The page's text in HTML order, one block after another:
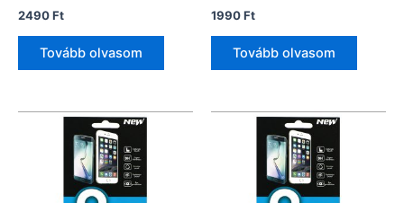
2490Ft
Tovább olvasom
1990Ft
Tovább olvasom